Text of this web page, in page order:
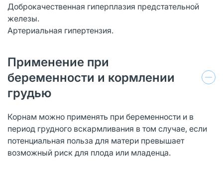
Доброкачественная гиперплазия предстательной
железы.
Артериальная гипертензия.
Применение при
беременности и кормлении
грудью
Корнам можно применять при беременности и в
период грудного вскармливания в том случае, если
потенциальная польза для матери превышает
возможный риск для плода или младенца.